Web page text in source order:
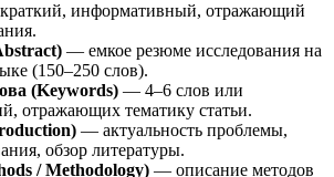
информативный, отражающий
— емкое резюме исследования на
(150–250 слов).
(Keywords) — 4–6 слов или
отражающих тематику статьи.
— актуальность проблемы,
обзор литературы.
/ Methodology) — описание методов